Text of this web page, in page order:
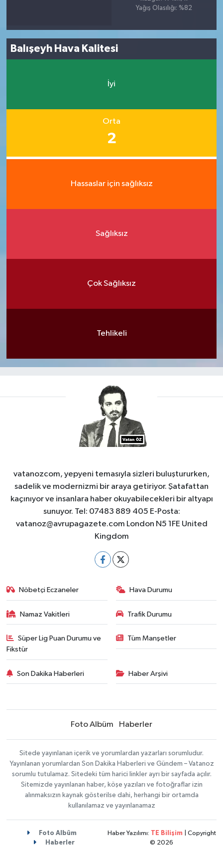
Yağış Olasılığı: %82
Balışeyh Hava Kalitesi
İyi
Orta
2
Hassaslar için sağlıksız
Sağlıksız
Çok Sağlıksız
Tehlikeli
vatanozcom, yepyeni temasıyla sizleri buluştururken,
sadelik ve modernizmi bir araya getiriyor. Şatafattan
kaçınıyor ve insanlara haber okuyabilecekleri bir altyapı
sunuyor. Tel: 07483 889 405 E-Posta:
vatanoz@avrupagazete.com London N5 1FE United
Kingdom
Nöbetçi Eczaneler Hava Durumu
Namaz Vakitleri Trafik Durumu
Süper Lig Puan Durumu ve
Fikstür
Tüm Manşetler
Son Dakika Haberleri Haber Arşivi
Foto Albüm Haberler
Sitede yayınlanan içerik ve yorumlardan yazarları sorumludur.
Yayınlanan yorumlardan Son Dakika Haberleri ve Gündem – Vatanoz
sorumlu tutulamaz. Sitedeki tüm harici linkler ayrı bir sayfada açılır.
Sitemizde yayınlanan haber, köşe yazıları ve fotoğraflar izin
alınmaksızın kaynak gösterilse dahi, herhangi bir ortamda
kullanılamaz ve yayınlanamaz
Foto Albüm
Haberler
Haber Yazılımı: TE Bilişim | Copyright
© 2026